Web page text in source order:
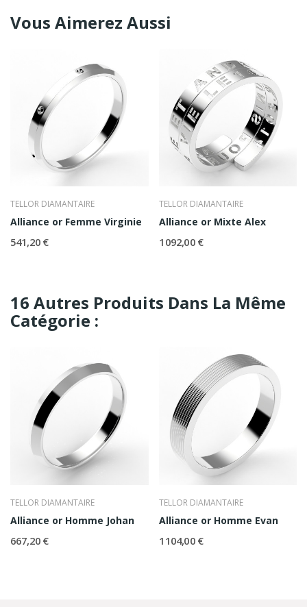
Vous Aimerez Aussi
TELLOR DIAMANTAIRE
Alliance or Femme Virginie
541,20 €
TELLOR DIAMANTAIRE
Alliance or Mixte Alex
1 092,00 €
16 Autres Produits Dans La Même
Catégorie :
TELLOR DIAMANTAIRE
Alliance or Homme Johan
667,20 €
TELLOR DIAMANTAIRE
Alliance or Homme Evan
1 104,00 €